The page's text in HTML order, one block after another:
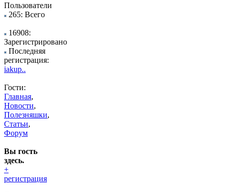
Пользователи
265: Всего
16908:
Зарегистрировано
Последняя
регистрация:
iakup..
Гости:
Главная,
Новости,
Полезняшки,
Статьи,
Форум
Вы гость
здесь.
+
регистрация